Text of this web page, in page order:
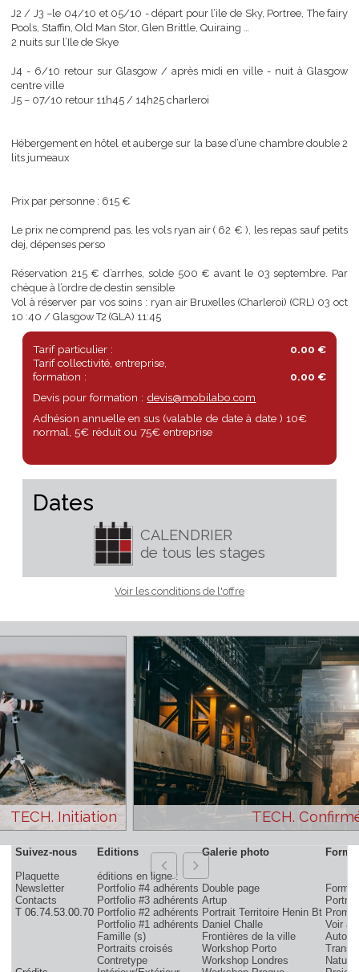
Location de voiture puis direction le GLENCOE, en traversant le
Lomond.
Pools, Staffin, Old Man Stor, Glen Brittle, Quiraing …
2 nuits sur l’Ile de Skye
J5 – 07/10 retour 11h45 / 14h25 charleroi
Hébergement en hôtel et auberge sur la base d’une chambre
Le prix ne comprend pas, les vols ryan air ( 62 € ), les repas sauf
dej, dépenses perso
Réservation 215 € d’arrhes, solde 500 € avant le 03 septembre.
chèque à l’ordre de destin sensible
Vol à réserver par vos soins : ryan air Bruxelles (Charleroi) (CRL)
10 :40 / Glasgow T2 (GLA) 11:45
Tarif particulier :
Tarif collectivité, entreprise,
Adhésion annuelle en sus (valable de date à date ) 10€
normal, 5€ réduit ou 75€ entreprise
Dates
CALENDRIER
de tous les stages
Voir les conditions de l'offre
TECH. Initiation TECH.
Suivez-nous Editions Galerie photo